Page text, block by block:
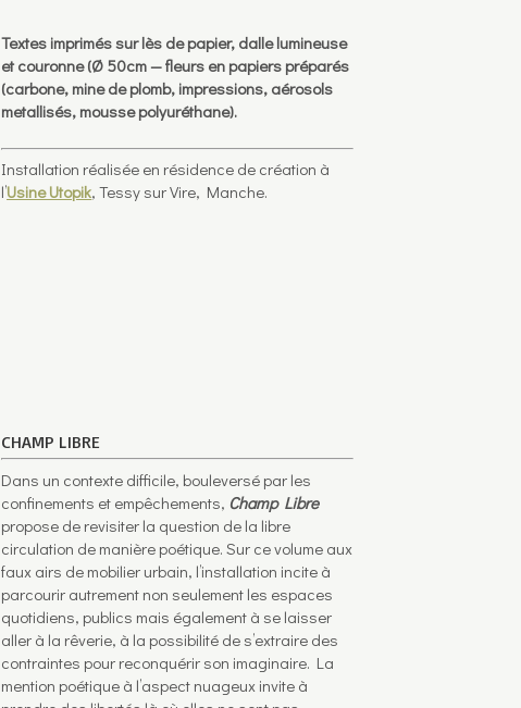
Textes imprimés sur lès de papier, dalle lumineuse
et couronne (Ø 50cm — fleurs en papiers préparés
(carbone, mine de plomb, impressions, aérosols
metallisés, mousse polyuréthane).
Installation réalisée en résidence de création à
l’Usine Utopik, Tessy sur Vire, Manche.
CHAMP LIBRE
Dans un contexte difficile, bouleversé par les
confinements et empêchements, Champ Libre
propose de revisiter la question de la libre
circulation de manière poétique. Sur ce volume aux
faux airs de mobilier urbain, l’installation incite à
parcourir autrement non seulement les espaces
quotidiens, publics mais également à se laisser
aller à la rêverie, à la possibilité de s’extraire des
contraintes pour reconquérir son imaginaire. La
mention poétique à l’aspect nuageux invite à